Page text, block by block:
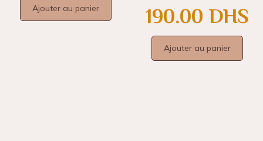
Ajouter au panier
190.00 DHS
Ajouter au panier